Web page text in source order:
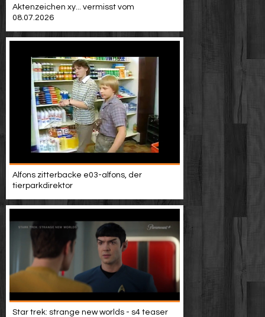
Aktenzeichen xy... vermisst vom
08.07.2026
Alfons zitterbacke e03-alfons, der
tierparkdirektor
Star trek: strange new worlds - s4 teaser